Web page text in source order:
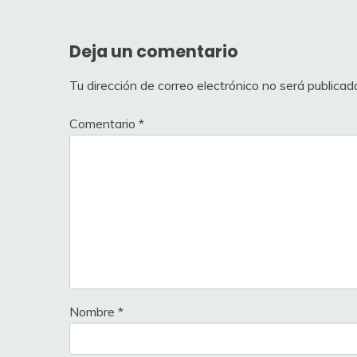
Deja un comentario
Tu dirección de correo electrónico no será
Comentario *
Nombre *